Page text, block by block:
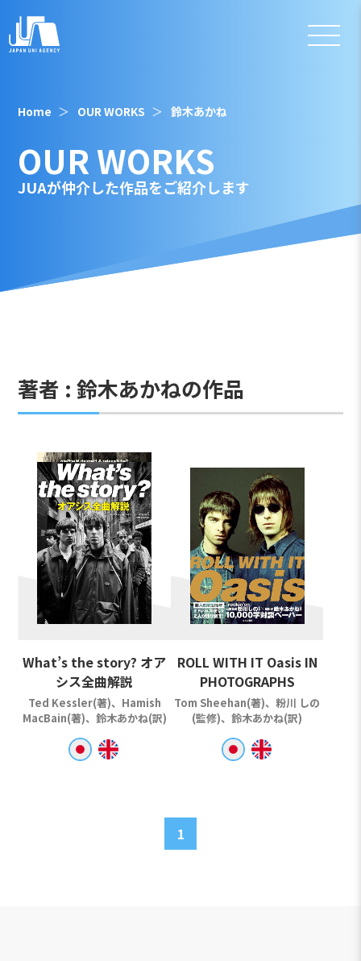
Home OUR WORKS 鈴木あかね
OUR WORKS
JUAが仲介した作品をご紹介します
著者 : 鈴木あかねの作品
What’s the story? オア
シス全曲解説
Ted Kessler(著)、Hamish
MacBain(著)、鈴木あかね(訳)
ROLL WITH IT Oasis IN
PHOTOGRAPHS
Tom Sheehan(著)、粉川 しの
(監修)、鈴木あかね(訳)
1